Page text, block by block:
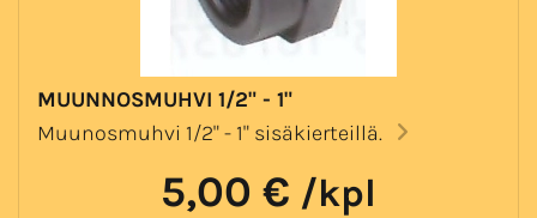
MUUNNOSMUHVI 1/2" - 1"
Muunosmuhvi 1/2" - 1" sisäkierteillä.
5,00 € /kpl